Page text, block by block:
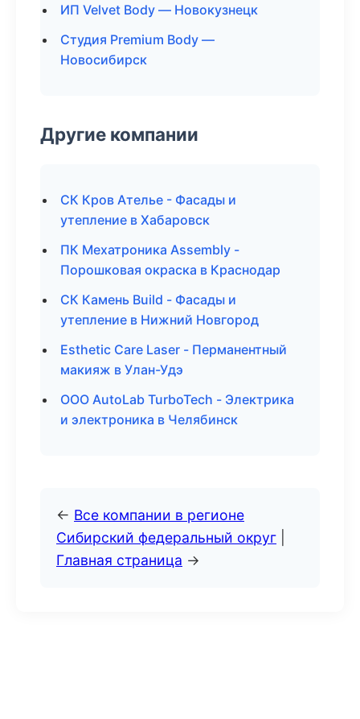
ИП Velvet Body — Новокузнецк
Студия Premium Body —
Новосибирск
Другие компании
СК Кров Ателье - Фасады и
утепление в Хабаровск
ПК Мехатроника Assembly -
Порошковая окраска в Краснодар
СК Камень Build - Фасады и
утепление в Нижний Новгород
Esthetic Care Laser - Перманентный
макияж в Улан-Удэ
ООО AutoLab TurboTech - Электрика
и электроника в Челябинск
← Все компании в регионе
Сибирский федеральный округ
Главная страница →